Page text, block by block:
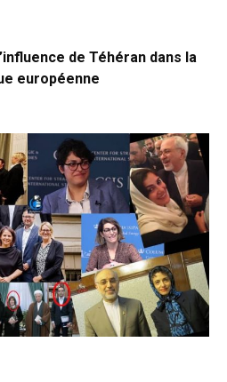
de Téhéran dans la
européenne